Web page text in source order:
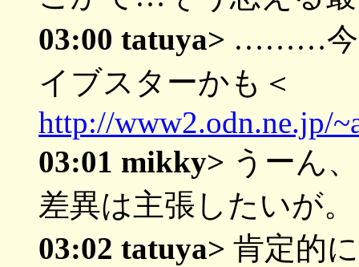
03:00 tatuya> ………今
イブスターかも＜
http://www2.odn.ne.jp/
03:01 mikky> うーん
差異は主張したいが。
03:02 tatuya> 肯定的